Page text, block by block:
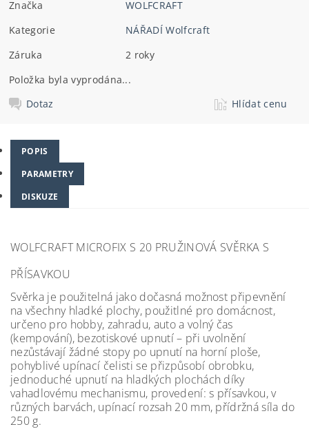
Značka
WOLFCRAFT
Kategorie
NÁŘADÍ Wolfcraft
Záruka
2 roky
Položka byla vyprodána...
Dotaz
Hlídat cenu
POPIS
PARAMETRY
DISKUZE
WOLFCRAFT MICROFIX S 20 PRUŽINOVÁ SVĚRKA S
PŘÍSAVKOU
Svěrka je použitelná jako dočasná možnost připevnění
na všechny hladké plochy, použitlné pro domácnost,
určeno pro hobby, zahradu, auto a volný čas
(kempování), bezotiskové upnutí – při uvolnění
nezůstávají žádné stopy po upnutí na horní ploše,
pohyblivé upínací čelisti se přizpůsobí obrobku,
jednoduché upnutí na hladkých plochách díky
vahadlovému mechanismu, provedení: s přísavkou, v
různých barvách, upínací rozsah 20 mm, přídržná síla do
250 g.